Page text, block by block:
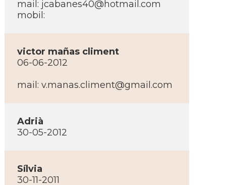
mail: jcabanes40@hotmail.com
mobil:
victor mañas climent
06-06-2012
mail: v.manas.climent@gmail.com
Adrià
30-05-2012
Sí­lvia
30-11-2011